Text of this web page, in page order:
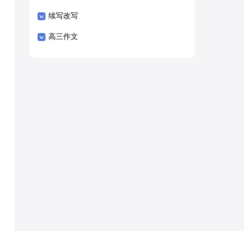
续写改写
高三作文